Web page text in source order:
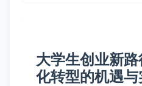
大学生创业新
化转型的机遇